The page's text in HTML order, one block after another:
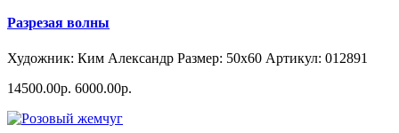
Разрезая волны
Художник: Ким Александр Размер: 50x60 Артикул: 012891
14500.00р. 6000.00р.